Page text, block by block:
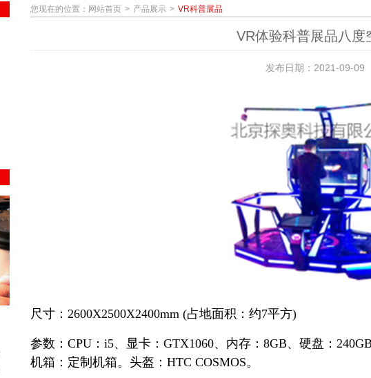
您现在的位置： 网站首页 产品展示 VR科普展品
VR体验科普展品八度
发布日期：2021-09-09
尺寸：2600X2500X2400mm (占地面积：约7平方)
参数：CPU：i5、显卡：GTX1060、内存：8GB、硬盘：
机箱：定制机箱。头盔：HTC COSMOS。